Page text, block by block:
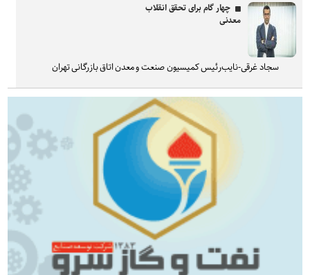
چهار گام برای تحقق انقلاب
معدنی
سجاد غرقی-نایب‌رئیس کمیسیون صنعت و معدن اتاق بازرگانی تهران